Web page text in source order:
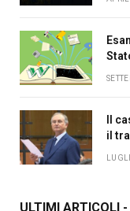
Il
il
ULTIMI ARTICOLI